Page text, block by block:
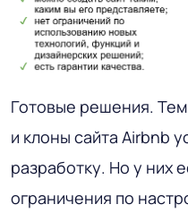
Готовые решения.
и клоны сайта Airbnb
разработку. Но у них
ограничения по